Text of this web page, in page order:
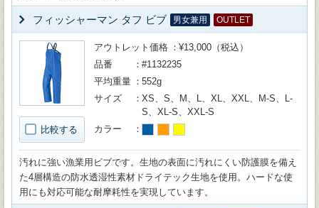
フィッシャーマン タフ ビブ 男女兼用 OUTLET
比較する
アウトレット価格
¥13,000（税込）
品番
#1132235
平均重量
552g
サイズ
XS、S、M、L、XL、XXL、M-S、L-
S、XL-S、XXL-S
カラー
汚れに強い漁業用ビブです。生地の表面に汚れにくい防護膜を備え
た4層構造の防水透湿性素材ドライテック生地を使用。ハードな使
用にも対応可能な耐摩耗性を実現しています。